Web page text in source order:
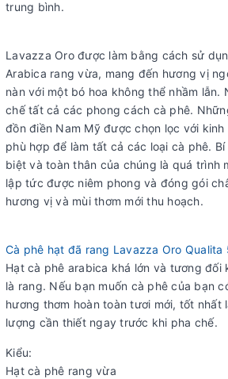
trung bình.
Lavazza Oro được làm bằng cách sử
Arabica rang vừa, mang đến hương vị
nàn với một bó hoa không thể nhầm lẫn.
chế tất cả các phong cách cà phê.
đồn điền Nam Mỹ được chọn lọc với
phù hợp để làm tất cả các loại cà phê.
biệt và toàn thân của chúng là quá trình
lập tức được niêm phong và đóng gói
hương vị và mùi thơm mới thu hoạch.
Cà phê hạt đã rang Lavazza Oro Qualita
Hạt cà phê arabica khá lớn và tương đối
là rang. Nếu bạn muốn cà phê của bạn
hương thơm hoàn toàn tươi mới, tốt nhất
lượng cần thiết ngay trước khi pha chế.
Kiểu:
Hạt cà phê rang vừa